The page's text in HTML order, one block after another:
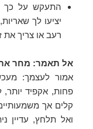
התעקש על כך
יציעו לך
רעב או צריך את
אל תאמר: מחר
אמור לעצמך:
פחות, אקפיד
קלים אך
ואל תלחץ, עדיין